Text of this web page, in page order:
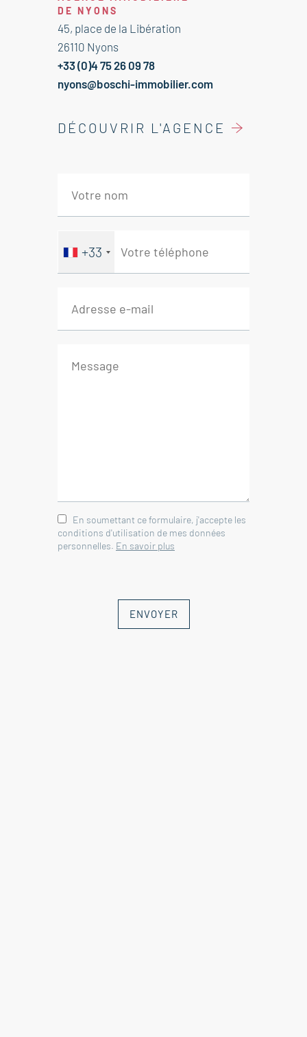
Séjour 31 m² accès terrasse 12 m²
cuisine équipée 6 m² donnant sur
terrasse
2 Chambres de 11 et 12 m²
Dégagement 2.50 m²
Salle d'eau 4.50 m². WC 1.50 m²
Provençale
DE NYONS
45, place de la Libération
26110 Nyons
+33 (0)4 75 26 09 78
nyons@boschi-immobilier.com
DÉCOUVRIR L'AGENCE
+33
En soumettant ce formulaire, j'accepte les
conditions d'utilisation de mes données
personnelles. En savoir plus
ENVOYER